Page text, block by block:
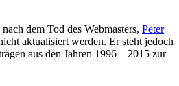
dem Tod des Webmasters, Peter
aktualisiert werden. Er steht jedoch
aus den Jahren 1996 – 2015 zur